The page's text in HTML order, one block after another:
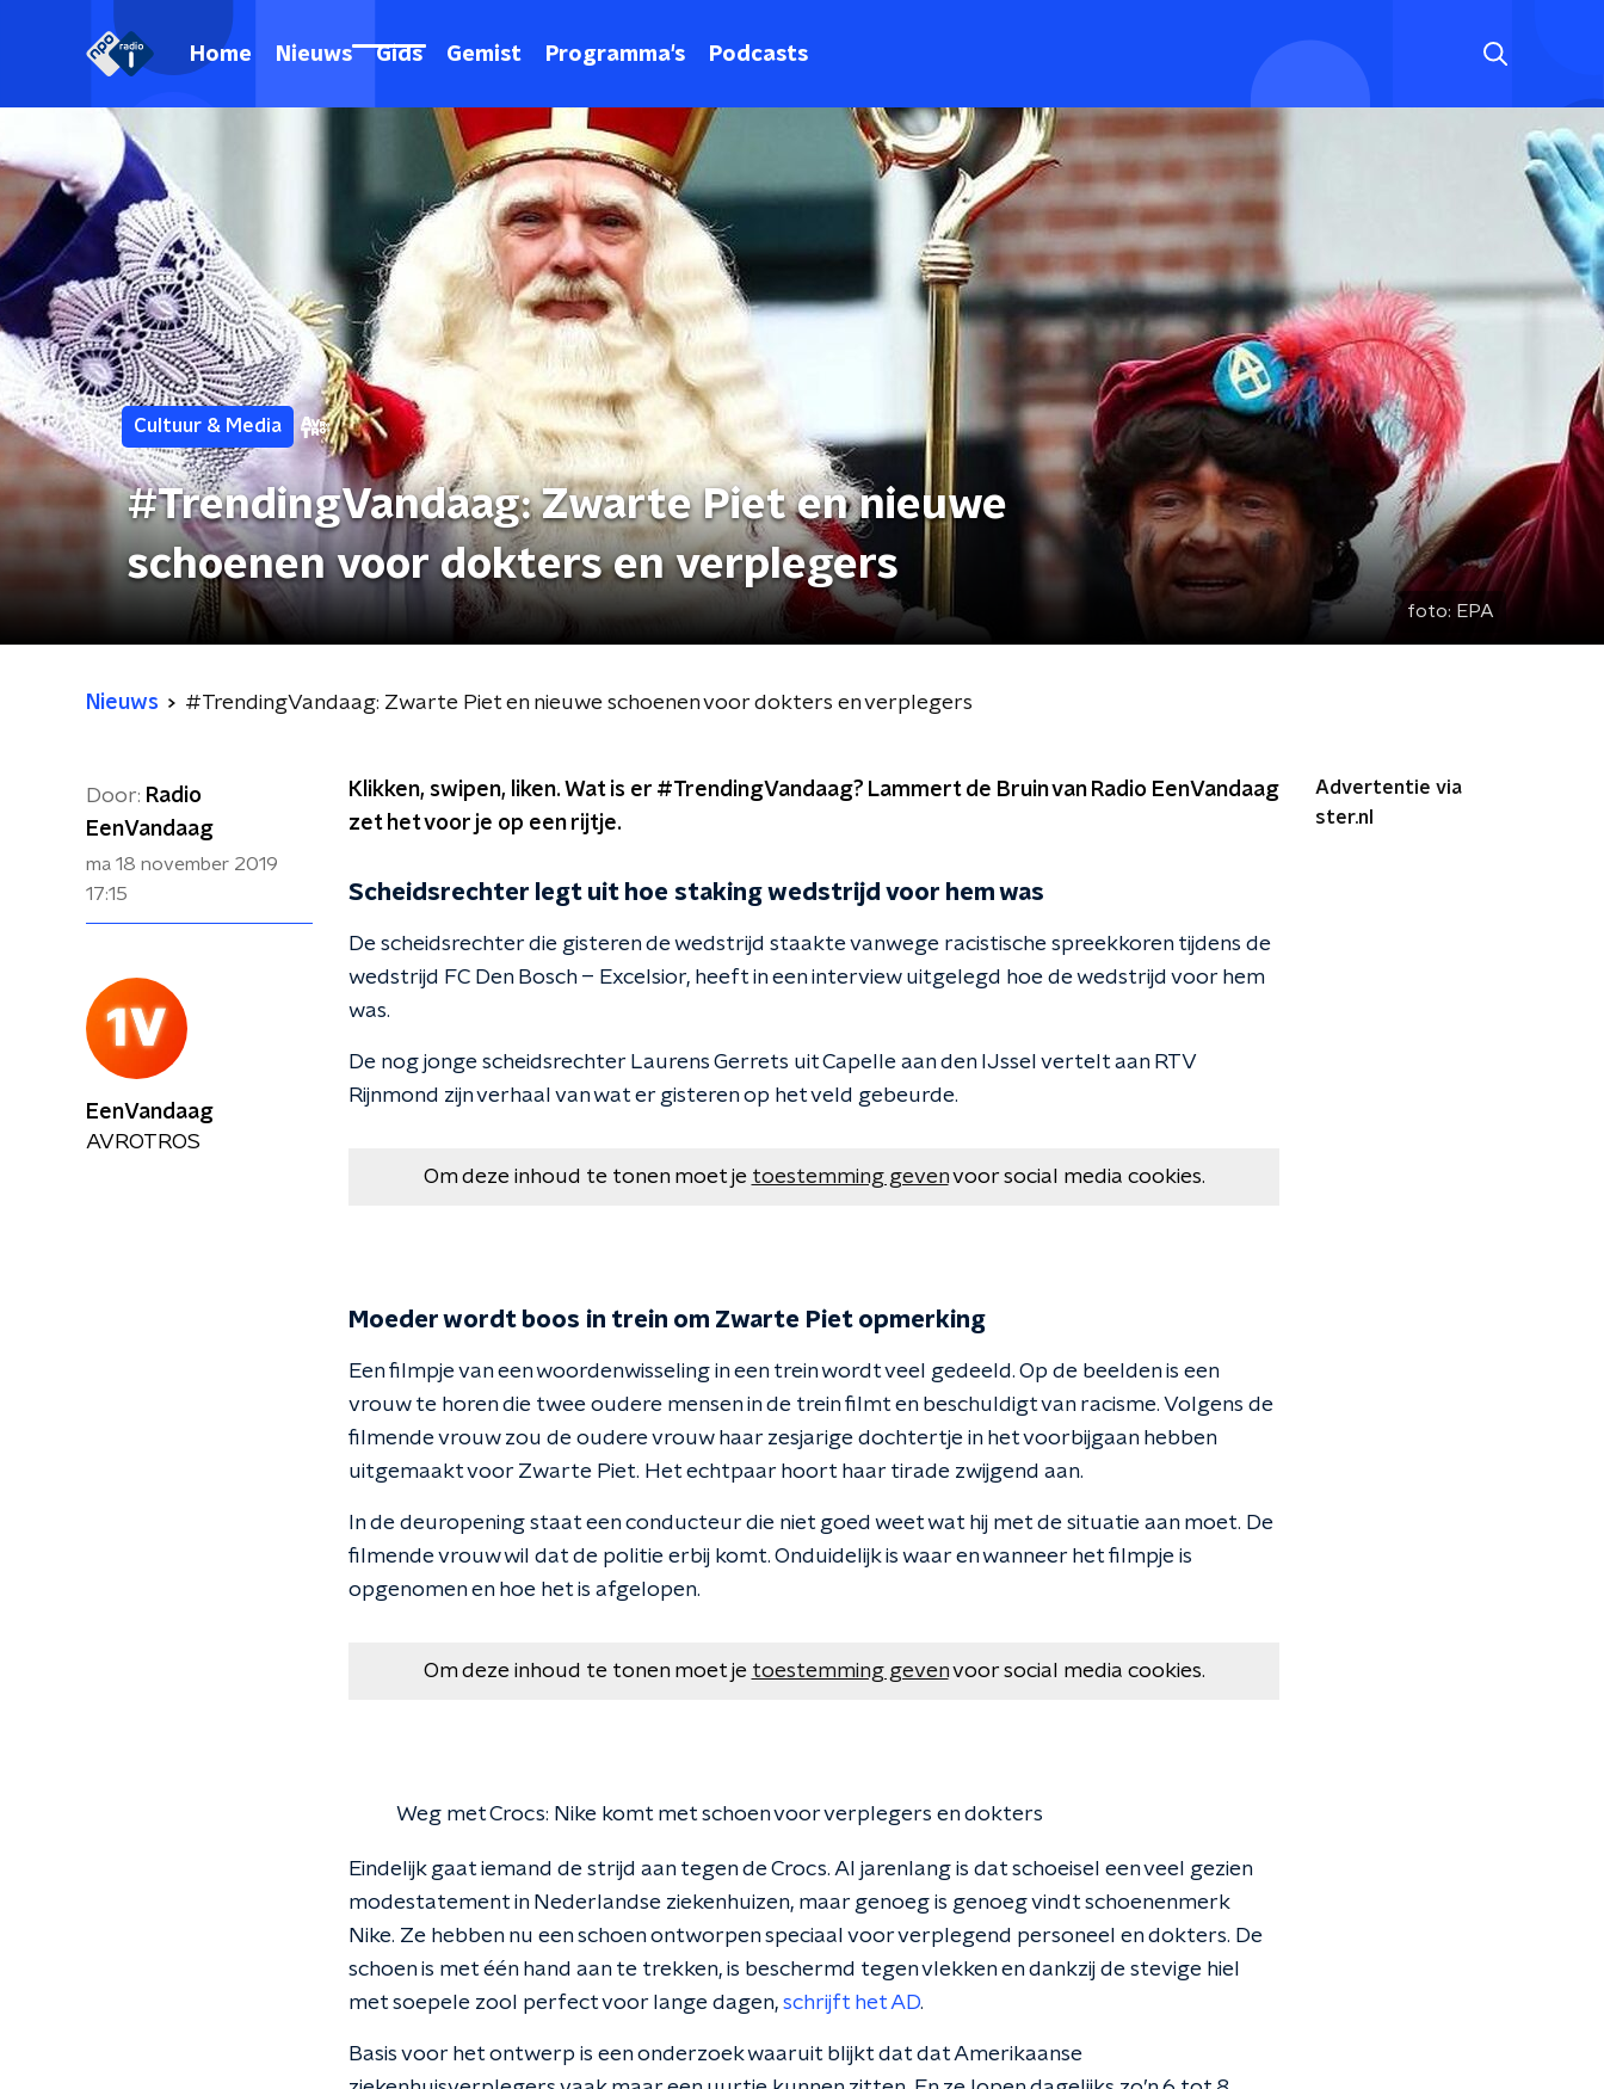
Home Nieuws Gids Gemist Programma's Podcasts
Cultuur & Media
#TrendingVandaag: Zwarte Piet en nieuwe
schoenen voor dokters en verplegers
foto: EPA
Nieuws #TrendingVandaag: Zwarte Piet en nieuwe schoenen voor dokters en verplegers
Door: Radio
EenVandaag
ma 18 november 2019
17:15
Klikken, swipen, liken. Wat is er #TrendingVandaag? Lammert de Bruin van Radio EenVandaag
zet het voor je op een rijtje.
Scheidsrechter legt uit hoe staking wedstrijd voor hem was
De scheidsrechter die gisteren de wedstrijd staakte vanwege racistische spreekkoren tijdens de
wedstrijd FC Den Bosch – Excelsior, heeft in een interview uitgelegd hoe de wedstrijd voor hem
was.
De nog jonge scheidsrechter Laurens Gerrets uit Capelle aan den IJssel vertelt aan RTV
Rijnmond zijn verhaal van wat er gisteren op het veld gebeurde.
Om deze inhoud te tonen moet je toestemming gevenvoor social media cookies.
Moeder wordt boos in trein om Zwarte Piet opmerking
Een filmpje van een woordenwisseling in een trein wordt veel gedeeld. Op de beelden is een
vrouw te horen die twee oudere mensen in de trein filmt en beschuldigt van racisme. Volgens de
filmende vrouw zou de oudere vrouw haar zesjarige dochtertje in het voorbijgaan hebben
uitgemaakt voor Zwarte Piet. Het echtpaar hoort haar tirade zwijgend aan.
In de deuropening staat een conducteur die niet goed weet wat hij met de situatie aan moet. De
filmende vrouw wil dat de politie erbij komt. Onduidelijk is waar en wanneer het filmpje is
opgenomen en hoe het is afgelopen.
Om deze inhoud te tonen moet je toestemming gevenvoor social media cookies.
Weg met Crocs: Nike komt met schoen voor verplegers en dokters
Eindelijk gaat iemand de strijd aan tegen de Crocs. Al jarenlang is dat schoeisel een veel gezien
modestatement in Nederlandse ziekenhuizen, maar genoeg is genoeg vindt schoenenmerk
Nike. Ze hebben nu een schoen ontworpen speciaal voor verplegend personeel en dokters. De
schoen is met één hand aan te trekken, is beschermd tegen vlekken en dankzij de stevige hiel
met soepele zool perfect voor lange dagen, schrijft het AD.
Basis voor het ontwerp is een onderzoek waaruit blijkt dat dat Amerikaanse
Advertentie via
ster.nl
EenVandaag
AVROTROS